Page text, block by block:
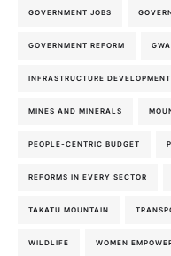
GOVERNMENT JOBS
GOVERNMENT REFORM
INFRASTRUCTURE DEVELOPMENT
MINES AND MINERALS
PEOPLE-CENTRIC BUDGET
REFORMS IN EVERY SECTOR
TAKATU MOUNTAIN
WILDLIFE WOMEN